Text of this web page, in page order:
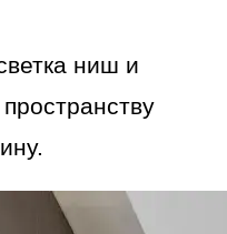
ниш и